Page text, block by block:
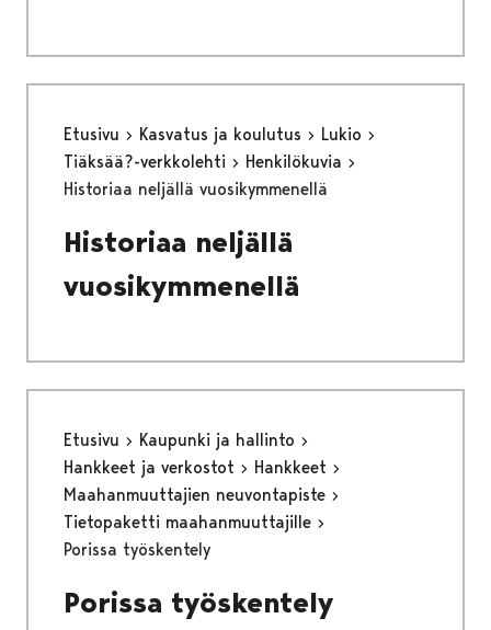
Etusivu Kasvatus ja koulutus
Lukio
Tiäksää?-verkkolehti
Henkilökuvia
Historiaa neljällä vuosikymmenellä
Historiaa neljällä
vuosikymmenellä
Etusivu
Kaupunki ja hallinto
Hankkeet ja verkostot
Hankkeet
Maahanmuuttajien neuvontapiste
Tietopaketti maahanmuuttajille
Porissa työskentely
Porissa työskentely